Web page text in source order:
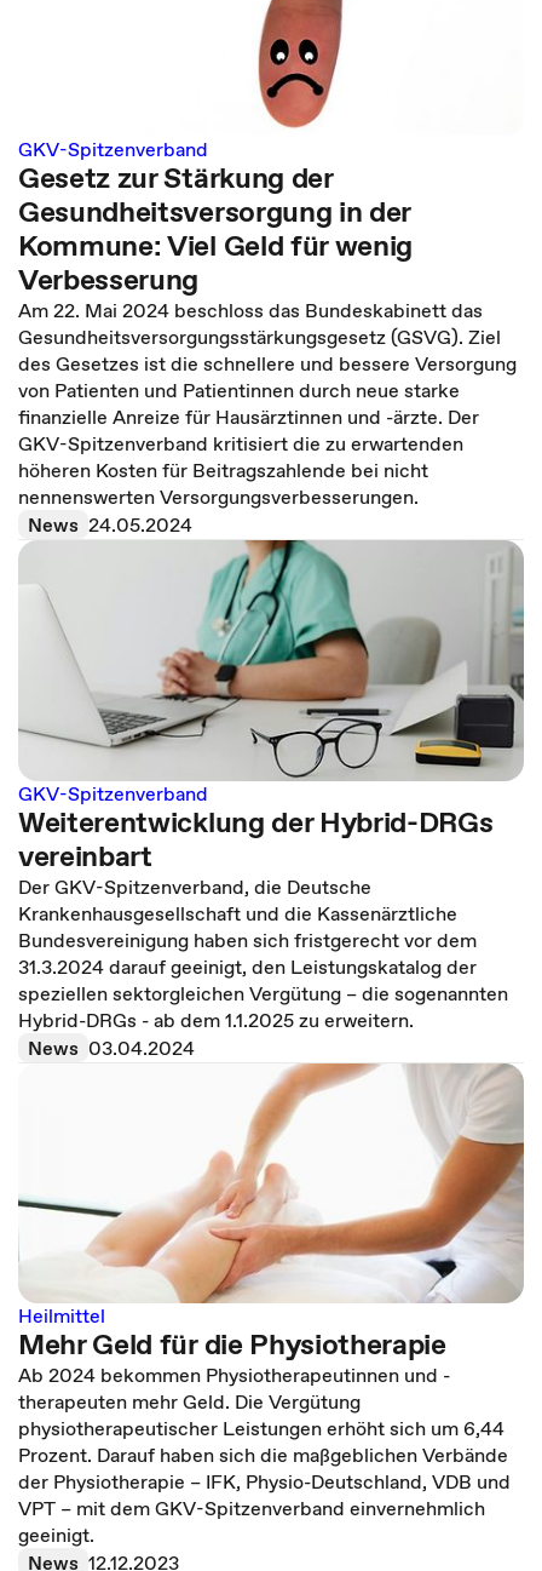
GKV-Spitzenverband
Gesetz zur Stärkung der
Gesundheitsversorgung in der
Kommune: Viel Geld für wenig
Verbesserung
Am 22. Mai 2024 beschloss das Bundeskabinett das
Gesundheitsversorgungsstärkungsgesetz (GSVG). Ziel
des Gesetzes ist die schnellere und bessere Versorgung
von Patienten und Patientinnen durch neue starke
finanzielle Anreize für Hausärztinnen und -ärzte. Der
GKV-Spitzenverband kritisiert die zu erwartenden
höheren Kosten für Beitragszahlende bei nicht
nennenswerten Versorgungsverbesserungen.
News 24.05.2024
GKV-Spitzenverband
Weiterentwicklung der Hybrid-DRGs
vereinbart
Der GKV-Spitzenverband, die Deutsche
Krankenhausgesellschaft und die Kassenärztliche
Bundesvereinigung haben sich fristgerecht vor dem
31.3.2024 darauf geeinigt, den Leistungskatalog der
speziellen sektorgleichen Vergütung – die sogenannten
Hybrid-DRGs - ab dem 1.1.2025 zu erweitern.
News 03.04.2024
Heilmittel
Mehr Geld für die Physiotherapie
Ab 2024 bekommen Physiotherapeutinnen und -
therapeuten mehr Geld. Die Vergütung
physiotherapeutischer Leistungen erhöht sich um 6,44
Prozent. Darauf haben sich die maßgeblichen Verbände
der Physiotherapie – IFK, Physio-Deutschland, VDB und
VPT – mit dem GKV-Spitzenverband einvernehmlich
geeinigt.
News 12.12.2023